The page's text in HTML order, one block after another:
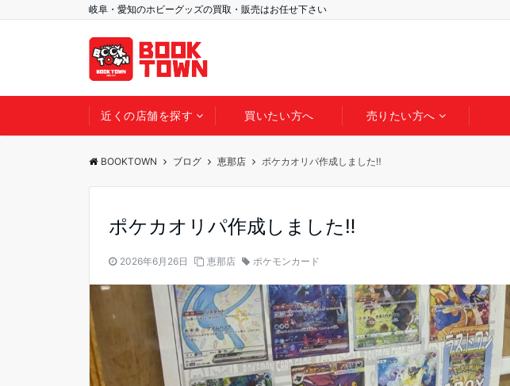
岐阜・愛知のホビーグッズの買取・販売はお任せ下さい
近くの店舗を探す 買いたい方へ 売りたい方へ
BOOKTOWN ブログ 恵那店 ポケカオリパ作成しました‼️
ポケカオリパ作成しました‼️
2026年6月26日 恵那店 ポケモンカード